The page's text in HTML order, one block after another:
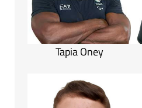
Tapia Oney